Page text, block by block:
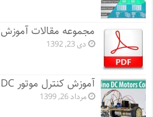
مجموعه مقالات آموزش PLC
دی 23, 1392
آموزش کنترل موتور DC با آردوینو
مرداد 26, 1399